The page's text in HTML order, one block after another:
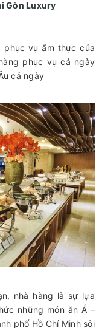
Gòn Luxury
phục vụ ẩm thực của
phục vụ cả ngày
cả ngày
nhà hàng là sự lựa
những món ăn Á –
phố Hồ Chí Minh sôi